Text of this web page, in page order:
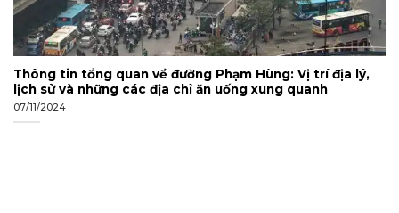
Thông tin tổng quan về đường Phạm Hùng: Vị trí địa lý,
lịch sử và những các địa chỉ ăn uống xung quanh
07/11/2024